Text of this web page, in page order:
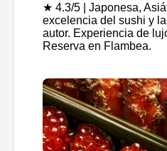
★ 4.3/5 | Japonesa,
excelencia del sushi y
autor. Experiencia de
Reserva en Flambea.